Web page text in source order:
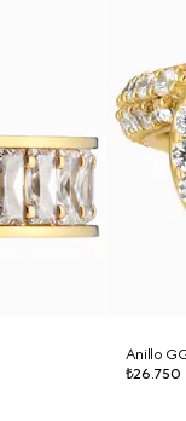
Anillo
₺26.750